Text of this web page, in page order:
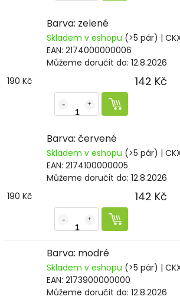
Barva: zelené
Skladem v eshopu (>5 pár) |
EAN: 2174000000006
Můžeme doručit do: 12.8.2026
190 Kč
142 Kč
Barva: červené
Skladem v eshopu (>5 pár) |
EAN: 2174100000005
Můžeme doručit do: 12.8.2026
190 Kč
142 Kč
Barva: modré
Skladem v eshopu (>5 pár) |
EAN: 2173900000000
Můžeme doručit do: 12.8.2026